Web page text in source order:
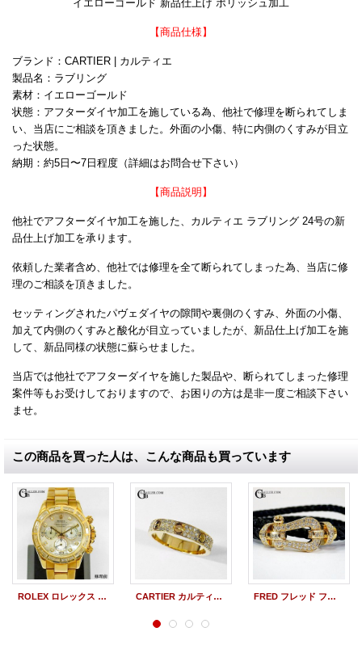
イエローゴールド 新品仕上げ ポリッシュ加工
【商品仕様】
ブランド：CARTIER | カルティエ
製品名：ラブリング
素材：イエローゴールド
状態：アフターダイヤ加工を施している為、他社で修理を断られてしま
い、当店にご相談を頂きました。外面の小傷、特に内側のくすみが目立
った状態。
納期：約5日〜7日程度（詳細はお問合せ下さい）
【商品説明】
他社でアフターダイヤ加工を施した、カルティエ ラブリング 24号の新
品仕上げ加工を承ります。
依頼した業者含め、他社では修理を全て断られてしまった為、当店に修
理のご相談を頂きました。
セッティングされたパヴェダイヤの隙間や裏側のくすみ、外面の小傷、
加えて内側のくすみと酸化が目立っていましたが、新品仕上げ加工を施
して、新品同様の状態に蘇らせました。
当店では他社でアフターダイヤを施した製品や、断られてしまった修理
案件等もお受けしておりますので、お困りの方は是非一度ご相談下さい
ませ。
この商品を買った人は、こんな商品も買っています
ROLEX ロレックス デイトナ 116508NG 新品仕上げ ポリッシュ加工（アフターダイヤ製品） CARTIER カルティエ ラブリング SM 変形 歪み修理（アフターダイヤ製品） FRED フレッド フォース10 YG ラージ ブレスレット 新品仕上げ ポリッシュ加工（アフターダイヤ製品）